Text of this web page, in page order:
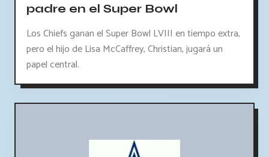
padre en el Super Bowl
Los Chiefs ganan el Super Bowl LVIII en tiempo extra,
pero el hijo de Lisa McCaffrey, Christian, jugará un
papel central.